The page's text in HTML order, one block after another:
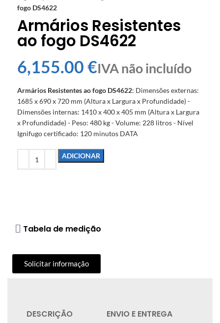
fogo DS4622
Armários Resistentes
ao fogo DS4622
€
Armários Resistentes ao fogo DS4622: Dimensões externas:
1685 x 690 x 720 mm (Altura x Largura x Profundidade) -
Dimensões internas: 1410 x 400 x 405 mm (Altura x Largura
x Profundidade) - Peso: 480 kg - Volume: 228 litros - Nível
Ignifugo certificado: 120 minutos DATA
ADICIONAR
Tabela de medição
Solicitar informação
DESCRIÇÃO ENVIO E ENTREGA